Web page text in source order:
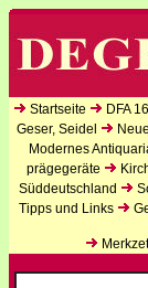
Startseite DFA
Geser, Seidel
Modernes
prägegeräte
Süddeutschland
Tipps und Links